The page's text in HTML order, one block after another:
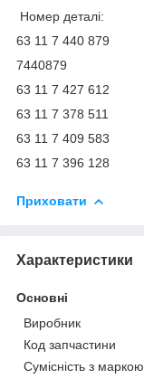
Номер деталі:
63 11 7 440 879
7440879
63 11 7 427 612
63 11 7 378 511
63 11 7 409 583
63 11 7 396 128
Приховати
Характеристики
Основні
Виробник
Код запчастини
Сумісність з маркою